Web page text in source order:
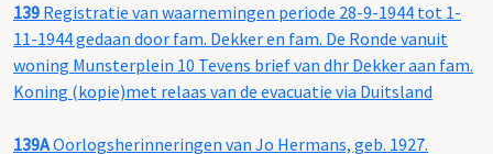
139 Registratie van waarnemingen periode 28-9-1944 tot 1-
11-1944 gedaan door fam. Dekker en fam. De Ronde vanuit
woning Munsterplein 10 Tevens brief van dhr Dekker aan fam.
Koning (kopie)met relaas van de evacuatie via Duitsland
139AOorlogsherinneringen van Jo Hermans, geb. 1927.